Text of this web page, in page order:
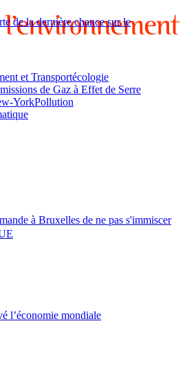
de la dernière chance sur le
et Transportécologie
de Gaz à Effet de Serre
YorkPollution
à Bruxelles de ne pas s'immiscer
l’économie mondiale